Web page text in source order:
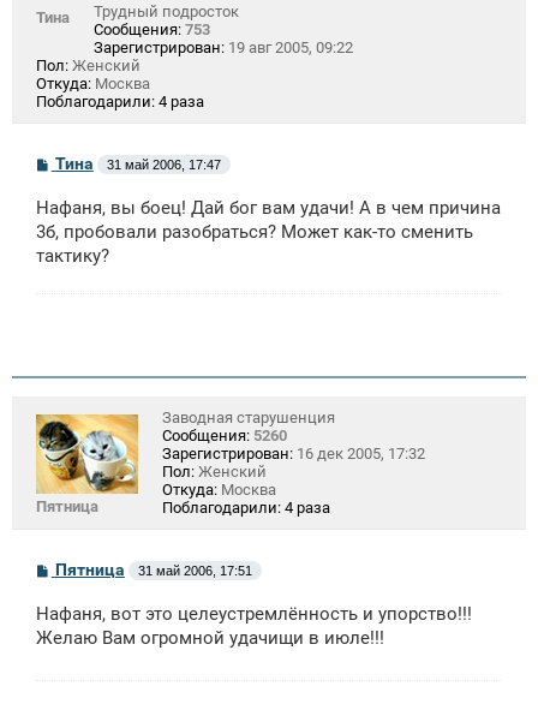
Тина
Трудный подросток
Сообщения: 753
Зарегистрирован: 19 авг 2005, 09:22
Пол: Женский
Откуда: Москва
Поблагодарили: 4 раза
С
о
б
щ
е
н
Тина 31 май 2006, 17:47
Нафаня, вы боец! Дай бог вам удачи! А в чем причина
3б, пробовали разобраться? Может как-то сменить
тактику?
Пятница
Заводная старушенция
Сообщения: 5260
Зарегистрирован: 16 дек 2005, 17:32
Пол: Женский
Откуда: Москва
Поблагодарили: 4 раза
С
о
б
щ
Пятница 31 май 2006, 17:51
Нафаня, вот это целеустремлённость и упорство!!!
Желаю Вам огромной удачищи в июле!!!